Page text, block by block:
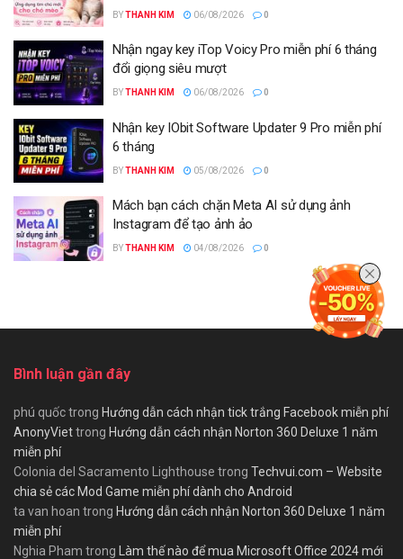
BYTHANH KIM 06/08/2026 0
Nhận ngay key iTop Voicy Pro miễn phí 6 tháng
đổi giọng siêu mượt
BYTHANH KIM 06/08/2026 0
Nhận key IObit Software Updater 9 Pro miễn phí
6 tháng
BYTHANH KIM 05/08/2026 0
Mách bạn cách chặn Meta AI sử dụng ảnh
Instagram để tạo ảnh ảo
BYTHANH KIM 04/08/2026 0
Bình luận gần đây
phú quốctrong Hướng dẫn cách nhận tick trắng Facebook miễn phí
AnonyViettrong Hướng dẫn cách nhận Norton 360 Deluxe 1 năm
miễn phí
Colonia del Sacramento Lighthouse trong Techvui.com – Website
chia sẻ các Mod Game miễn phí dành cho Android
ta van hoan trong Hướng dẫn cách nhận Norton 360 Deluxe 1 năm
miễn phí
Nghia Pham trong
Làm thế nào để mua Microsoft Office 2024 mới